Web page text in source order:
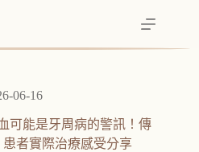
06-16
可能是牙周病的警訊！傳
者實際治療感受分享